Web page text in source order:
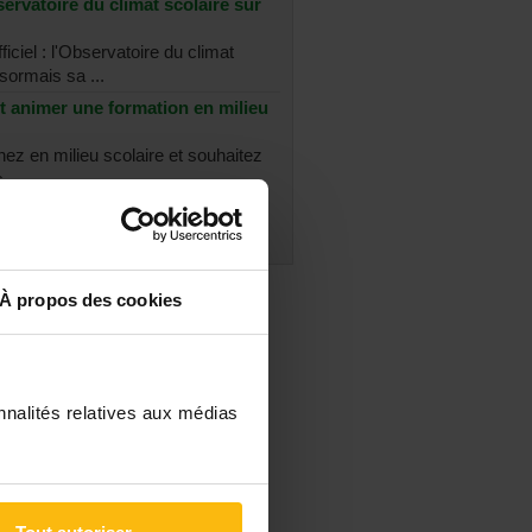
À propos des cookies
relatives aux médias
du climat scolaire sur
: l'Observatoire du climat
sa ...
animer une formation en milieu
en milieu scolaire et souhaitez
...